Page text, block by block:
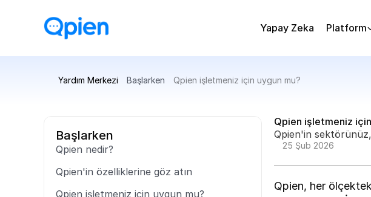
Yapay Zeka Platform
Yardım Merkezi Başlarken Qpien işletmeniz için uygun mu?
Başlarken
Qpien nedir?
Qpien'in özelliklerine göz atın
Qpien işletmeniz için uygun mu?
Qpien işletmeniz
Qpien'in sektörünüz,
25 Şub 2026
Qpien, her